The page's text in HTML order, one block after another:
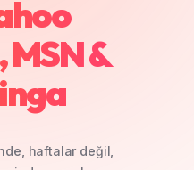
&
haftalar değil,